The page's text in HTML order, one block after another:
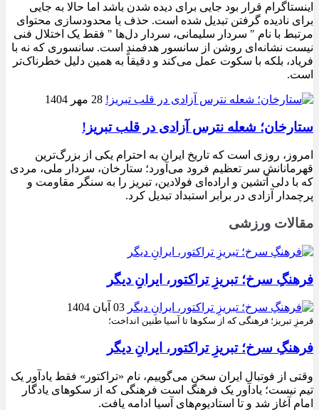
اینستاگرام قرار بود جایی برای دیده شدن باشد اما حالا به جایی
برای نادیده گرفتن تبدیل شده است. حذف یا محدودسازی محتوای
مرتبط با نام " سردار سلیمانی، سردار دل‌ها " فقط یک اختلال فنی
نیست نشانه‌ای روشن از سانسور هدفمند است. سانسوری که نه با
فریاد، بلکه با سکوت عمل می‌کند و دقیقاً به همین دلیل خطرناک‌تر
است.
28 مهر 1404
ستارخان؛ شعله نترس آزادی در قلب تبریز!
امروز، روزی است که تاریخ ایران به احترام یکی از بزرگ‌ترین
قهرمانانش سر تعظیم فرود می‌آورد؛ ستارخان، سردار ملی، مردی
که با دلی آتشین و اراده‌ای فولادین، تبریز را به سنگر مقاومت و
پرچمدار آزادی در برابر استبداد تبدیل کرد.
مقالات ورزشی
فرهنگِ سرخ؛ تبریزِ تراکتور، ایرانِ دیگر
03 آبان 1404
قرمزِ تبریز؛ فرهنگی که از سکوها تا آسیا طنین انداخت؛
فرهنگِ سرخ؛ تبریزِ تراکتور، ایرانِ دیگر
وقتی از فوتبال ایران سخن می‌گوییم، نام «تراکتور» فقط یادآور یک
تیم نیست؛ یادآور یک فرهنگ است فرهنگی که از سکوهای یادگار
امام آغاز شد و تا استادیوم‌های آسیا ادامه یافت.